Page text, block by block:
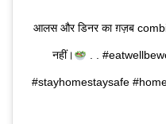
आलस और डिनर का ग़ज़ब
नहीं। . .
#stayhomestaysafe